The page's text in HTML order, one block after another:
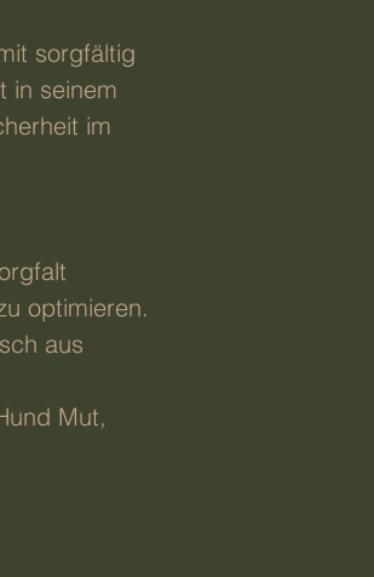
sorgfältig
in seinem
im
optimieren.
aus
Mut,